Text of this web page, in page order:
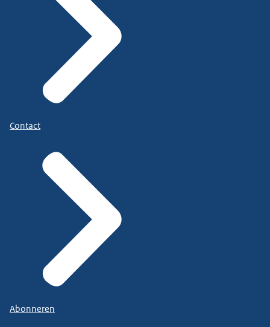
Contact
Abonneren